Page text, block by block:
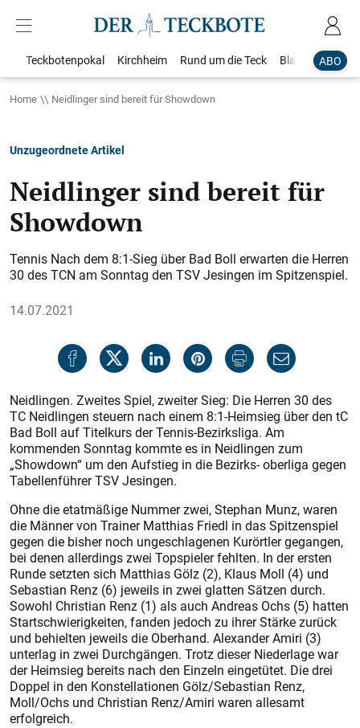
ABO
Teckbotenpokal Kirchheim Rund um die Teck Blaulicht
Home Neidlinger sind bereit für Showdown
Unzugeordnete Artikel
Neidlinger sind bereit für
Showdown
Tennis Nach dem 8:1-Sieg über Bad Boll erwarten die Herren
30 des TCN am Sonntag den TSV Jesingen im Spitzenspiel.
14.07.2021
Neidlingen. Zweites Spiel, zweiter Sieg: Die Herren 30 des
TC Neidlingen steuern nach einem 8:1-Heimsieg über den tC
Bad Boll auf Titelkurs der Tennis-Bezirksliga. Am
kommenden Sonntag kommte es in Neidlingen zum
„Showdown“ um den Aufstieg in die Bezirks- oberliga gegen
Tabellenführer TSV Jesingen.
Ohne die etatmäßige Nummer zwei, Stephan Munz, waren
die Männer von Trainer Matthias Friedl in das Spitzenspiel
gegen die bisher noch ungeschlagenen Kurörtler gegangen,
bei denen allerdings zwei Topspieler fehlten. In der ersten
Runde setzten sich Matthias Gölz (2), Klaus Moll (4) und
Sebastian Renz (6) jeweils in zwei glatten Sätzen durch.
Sowohl Christian Renz (1) als auch Andreas Ochs (5) hatten
Startschwierigkeiten, fanden jedoch zu ihrer Stärke zurück
und behielten jeweils die Oberhand. Alexander Amiri (3)
unterlag in zwei Durchgängen. Trotz dieser Niederlage war
der Heimsieg bereits nach den Einzeln eingetütet. Die drei
Doppel in den Konstellationen Gölz/Sebastian Renz,
Moll/Ochs und Christian Renz/Amiri waren allesamt
erfolgreich.